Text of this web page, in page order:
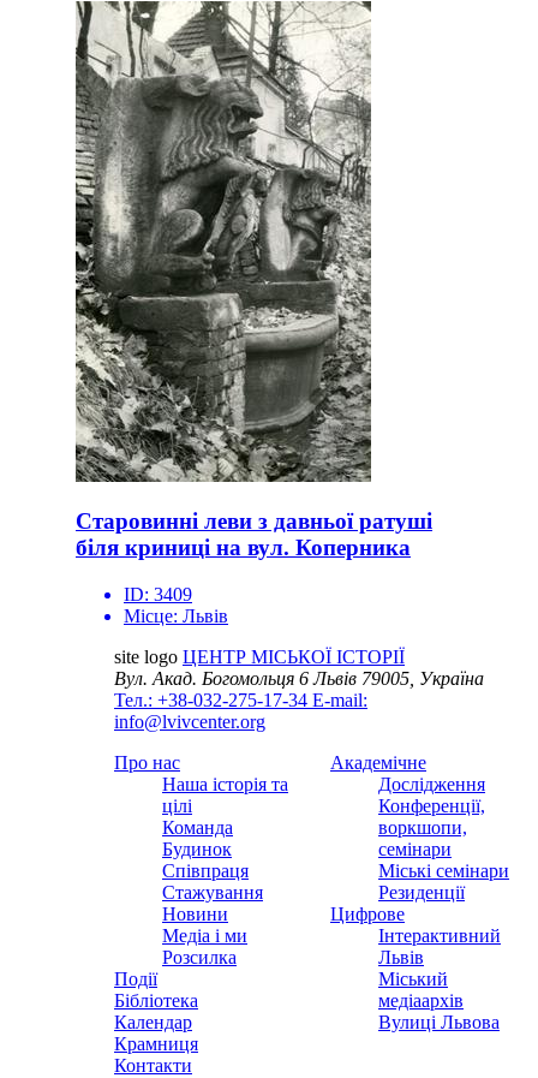
Старовинні леви з давньої ратуші
біля криниці на вул. Коперника
ID: 3409
Місце: Львів
site logo ЦЕНТР МІСЬКОЇ ІСТОРІЇ
Вул. Акад. Богомольця 6Львів 79005, Україна
Тел.: +38-032-275-17-34 E-mail:
info@lvivcenter.org
Про нас
Наша історія та
цілі
Команда
Будинок
Співпраця
Стажування
Новини
Медіа і ми
Розсилка
Події
Бібліотека
Календар
Крамниця
Контакти
Академічне
Дослідження
Конференції,
воркшопи,
семінари
Міські семінари
Резиденції
Цифрове
Інтерактивний
Львів
Міський
медіаархів
Вулиці Львова